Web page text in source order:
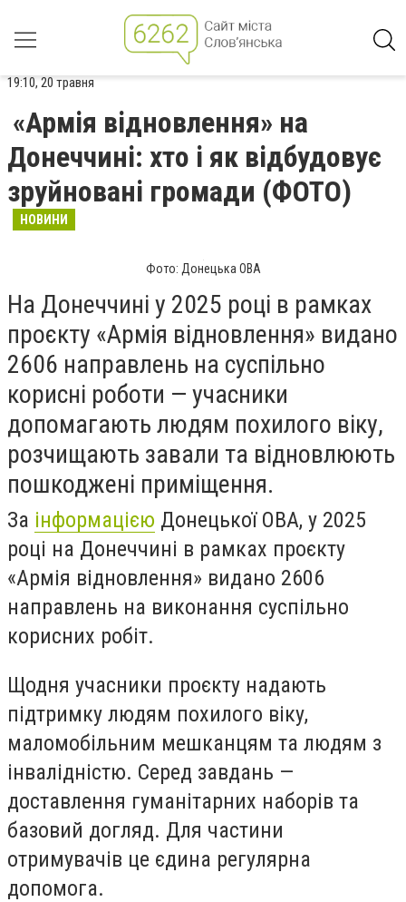
19:10, 20 травня
«Армія відновлення» на
Донеччині: хто і як відбудовує
зруйновані громади (ФОТО)
НОВИНИ
Фото: Донецька ОВА
На Донеччині у 2025 році в рамках
проєкту «Армія відновлення» видано
2606 направлень на суспільно
корисні роботи — учасники
допомагають людям похилого віку,
розчищають завали та відновлюють
пошкоджені приміщення.
За інформацією Донецької ОВА, у 2025
році на Донеччині в рамках проєкту
«Армія відновлення» видано 2606
направлень на виконання суспільно
корисних робіт.
Щодня учасники проєкту надають
підтримку людям похилого віку,
маломобільним мешканцям та людям з
інвалідністю. Серед завдань —
доставлення гуманітарних наборів та
базовий догляд. Для частини
отримувачів це єдина регулярна
допомога.